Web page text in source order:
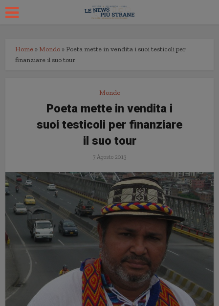
Home » Mondo » Poeta mette in vendita i suoi testicoli per
finanziare il suo tour
Mondo
Poeta mette in vendita i
suoi testicoli per finanziare
il suo tour
7 Agosto 2013